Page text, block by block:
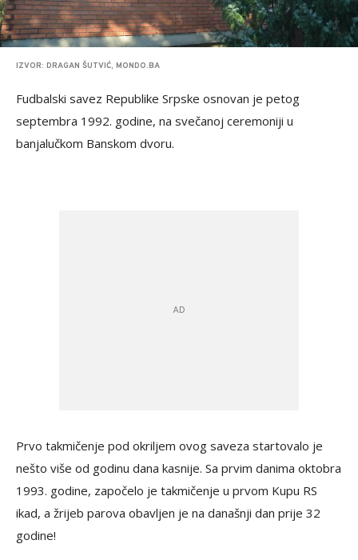
IZVOR: DRAGAN ŠUTVIĆ, MONDO.BA
Fudbalski savez Republike Srpske osnovan je petog
septembra 1992. godine, na svečanoj ceremoniji u
banjalučkom Banskom dvoru.
Prvo takmičenje pod okriljem ovog saveza startovalo je
nešto više od godinu dana kasnije. Sa prvim danima oktobra
1993. godine, započelo je takmičenje u prvom Kupu RS
ikad, a žrijeb parova obavljen je na današnji dan prije 32
godine!